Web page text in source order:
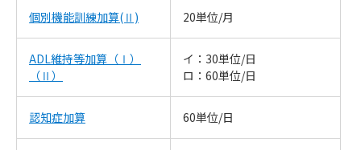
個別機能訓練加算(Ⅱ) 20単位/月
ADL維持等加算（Ⅰ）
（Ⅱ）
イ：30単位/日
ロ：60単位/日
認知症加算 60単位/日